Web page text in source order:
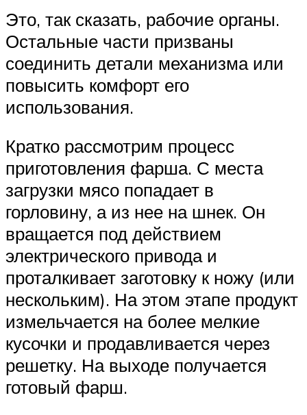
Это, так сказать, рабочие органы.
Остальные части призваны
соединить детали механизма или
повысить комфорт его
использования.
Кратко рассмотрим процесс
приготовления фарша. С места
загрузки мясо попадает в
горловину, а из нее на шнек. Он
вращается под действием
электрического привода и
проталкивает заготовку к ножу (или
нескольким). На этом этапе продукт
измельчается на более мелкие
кусочки и продавливается через
решетку. На выходе получается
готовый фарш.